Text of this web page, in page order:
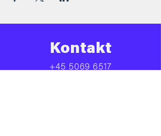
Kontakt
+45 5069 6517